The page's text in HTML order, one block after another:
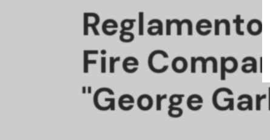
Reglamento
Fire
"George